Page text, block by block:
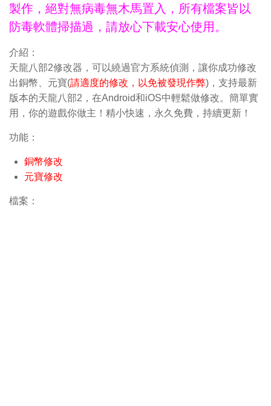
製作，絕對無病毒無木馬置入，所有檔案皆以
防毒軟體掃描過，請放心下載安心使用。
介紹：
天龍八部2修改器，可以繞過官方系統偵測，讓你成功修改
出銅幣、元寶(請適度的修改，以免被發現作弊)，支持最新
版本的天龍八部2，在Android和iOS中輕鬆做修改。簡單實
用，你的遊戲你做主！精小快速，永久免費，持續更新！
功能：
銅幣修改
元寶修改
檔案：